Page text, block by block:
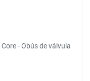
- Obús de válvula